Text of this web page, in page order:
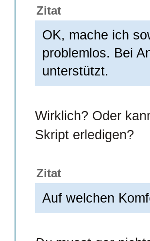
Zitat
OK, mache ich
problemlos. Bei
unterstützt.
Wirklich? Oder
Skript erledigen?
Zitat
Auf welchen